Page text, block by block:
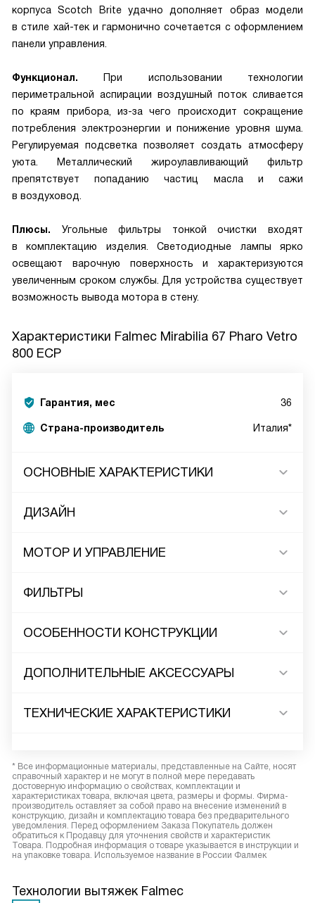
корпуса Scotch Brite удачно дополняет образ модели
в стиле хай-тек и гармонично сочетается с оформлением
панели управления.
Функционал. При использовании технологии
периметральной аспирации воздушный поток сливается
по краям прибора, из-за чего происходит сокращение
потребления электроэнергии и понижение уровня шума.
Регулируемая подсветка позволяет создать атмосферу
уюта. Металлический жироулавливающий фильтр
препятствует попаданию частиц масла и сажи
в воздуховод.
Плюсы. Угольные фильтры тонкой очистки входят
в комплектацию изделия. Светодиодные лампы ярко
освещают варочную поверхность и характеризуются
увеличенным сроком службы. Для устройства существует
возможность вывода мотора в стену.
Характеристики Falmec Mirabilia 67 Pharo Vetro
800 ECP
Гарантия, мес 36
Страна-производитель Италия*
ОСНОВНЫЕ ХАРАКТЕРИСТИКИ
ДИЗАЙН
МОТОР И УПРАВЛЕНИЕ
ФИЛЬТРЫ
ОСОБЕННОСТИ КОНСТРУКЦИИ
ДОПОЛНИТЕЛЬНЫЕ АКСЕССУАРЫ
ТЕХНИЧЕСКИЕ ХАРАКТЕРИСТИКИ
* Все информационные материалы, представленные на Сайте, носят
справочный характер и не могут в полной мере передавать
достоверную информацию о свойствах, комплектации и
характеристиках товара, включая цвета, размеры и формы. Фирма-
производитель оставляет за собой право на внесение изменений в
конструкцию, дизайн и комплектацию товара без предварительного
уведомления. Перед оформлением Заказа Покупатель должен
обратиться к Продавцу для уточнения свойств и характеристик
Товара. Подробная информация о товаре указывается в инструкции и
на упаковке товара. Используемое название в России Фалмек
Технологии вытяжек Falmec